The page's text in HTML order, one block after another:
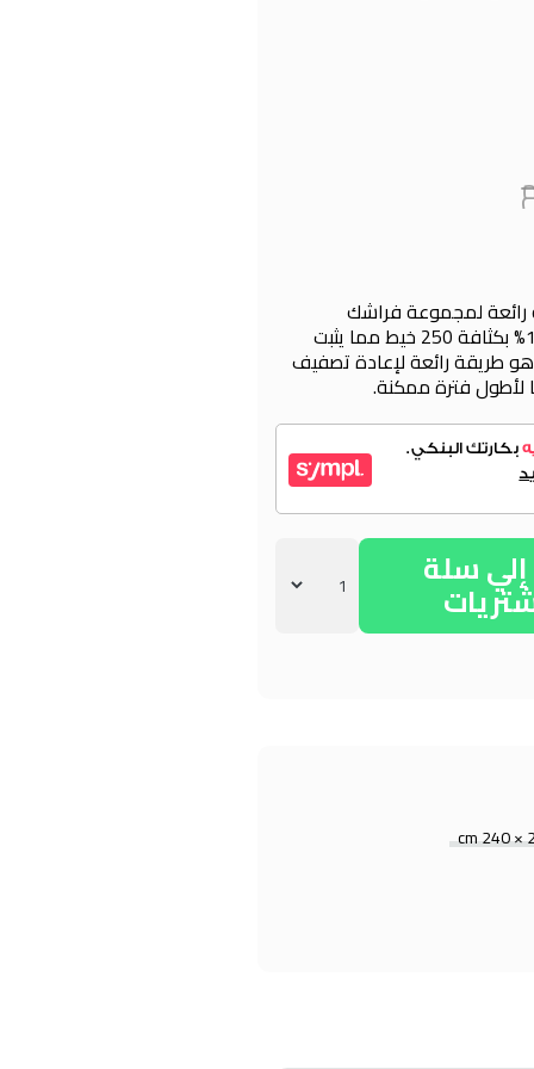
رائعة لمجموعة فراشك
المصنوعة من خيوط القطن بنسبة 100% بكثافة 250 خيط مما يثبت
طريقة رائعة لإعادة تصفيف
لأطول فترة ممكنة.
سلة